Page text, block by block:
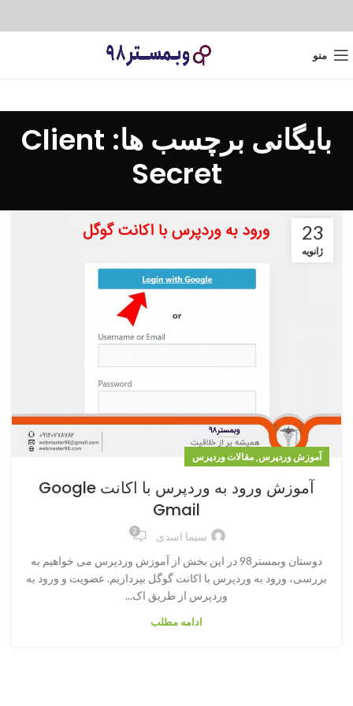
منو
بایگانی برچسب ها: Client
Secret
23
ژانویه
آموزش وردپرس, مقالات وردپرس
آموزش ورود به وردپرس با اکانت Google
Gmail
سیما اسدی 2
دوستان وبمستر98 در این بخش از آموزش وردپرس می خواهیم به
بررسی، ورود به وردپرس با اکانت گوگل بپردازیم. عضویت و ورود به
وردپرس از طریق اک...
ادامه مطلب